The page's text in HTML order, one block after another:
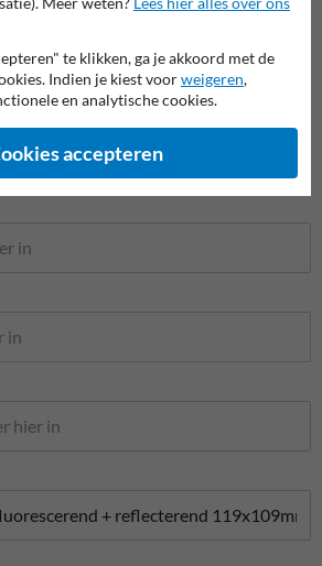
te klikken, ga je akkoord met de
Indien je kiest voorweigeren,
en analytische cookies.
accepteren